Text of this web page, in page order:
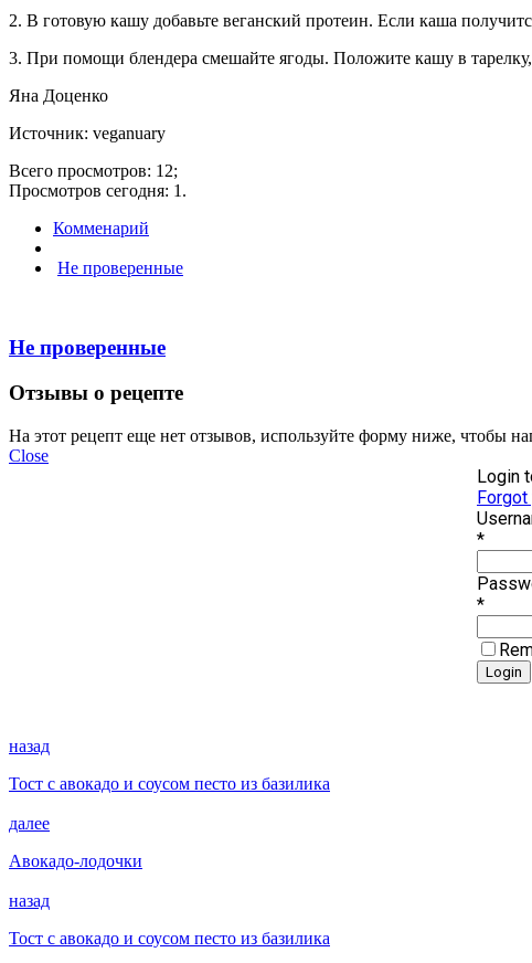
2. В готовую кашу добавьте веганский протеин. Если каша
3. При помощи блендера смешайте ягоды. Положите кашу в
Яна Доценко
Источник: veganuary
Всего просмотров: 12;
Просмотров сегодня: 1.
Комменарий
Не проверенные
Не проверенные
Отзывы о рецепте
На этот рецепт еще нет отзывов, используйте форму ниже, чтобы
Close
Login
*
*
назад
Тост с авокадо и соусом песто из базилика
далее
Авокадо-лодочки
назад
Тост с авокадо и соусом песто из базилика